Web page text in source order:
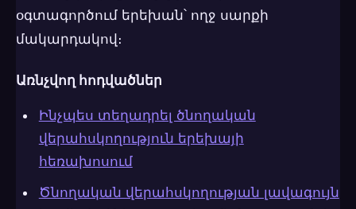
օգտագործում երեխան՝ ողջ սարքի
մակարդակով։
Առնչվող հոդվածներ
Ինչպես տեղադրել ծնողական
վերահսկողություն երեխայի
հեռախոսում
Ծնողական վերահսկողության լավագույն